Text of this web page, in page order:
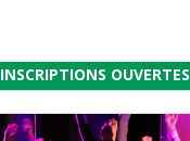
INSCRIPTIONS OUVERTES